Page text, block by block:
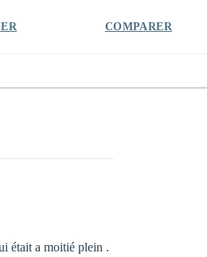
COMPARER
était a moitié plein .